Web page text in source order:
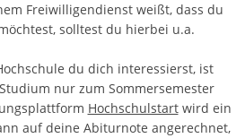
Freiwilligendienst weißt, dass du
solltest du hierbei u.a.
du dich interessierst, ist
nur zum Sommersemester
Hochschulstartwird ein
auf deine Abiturnote angerechnet,